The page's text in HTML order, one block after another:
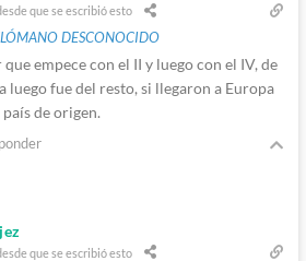
que se escribió esto
DESCONOCIDO
empece con el II y luego con el IV, de
luego fue del resto, si llegaron a Europa
de origen.
que se escribió esto